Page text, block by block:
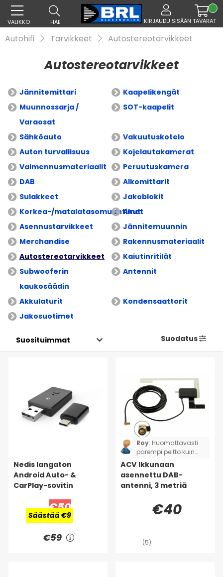
VALIKKO HAE KIRJAUDU SISÄÄN TAVARAT
Autohifi Tarvikkeet Autostereotarvikkeet
Autostereotarvikkeet
Jännitemittari
Kaapelikengät
Muunnossarja /
Varaosat
SOT-kaapelit
Sähköauto
Vakuutuskotelo
Auton turvallisuus
Kojelautakamerat
Vaimennusmateriaalit
Peruutuskamera
DAB
Alkomittarit
Sulakkeet
Jakoblokit
Korkea-/matalatasomuuntimet
Akut
Asennustarvikkeet
Jännitemuunnin
Merchandise
Rakennusmateriaalit
Autostereotarvikkeet
Kaiutinritilät
Subwooferin
kaukosäädin
Antennit
Akkulaturit
Kondensaattorit
Jakosuotimet
Suodatus
Nedis langaton
Android Auto- &
CarPlay-sovitin
€50
Säästää €9
€59
Roy: Huomattavasti
parempi peitto kuin
vanhalla antennilla
passiivisena.
ACV Ikkunaan
asennettu DAB-
antenni, 3 metriä
€40
(5)